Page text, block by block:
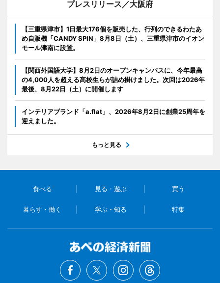
プレスリリース／大阪府
【三重県津市】1日最大176個を販売した、行列のできるわたあ
め自販機「CANDY SPIN」8月8日（土）、三重県津市のイオン
モール津南に設置。
【関西外国語大学】8月2日のオープンキャンパスに、今年最高
の4,000人を超える高校生らが詰め掛けました。次回は2026年
最後、8月22日（土）に開催します
インテリアブランド「a.flat」、2026年8月2日に創業25周年を
迎えました。
もっと見る
食べる 見る・遊ぶ 買う
暮らす・働く 学ぶ・知る 特集